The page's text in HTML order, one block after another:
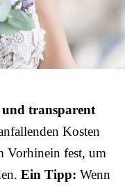
transparent
Kosten
Vorhinein fest, um
Ein Tipp: Wenn